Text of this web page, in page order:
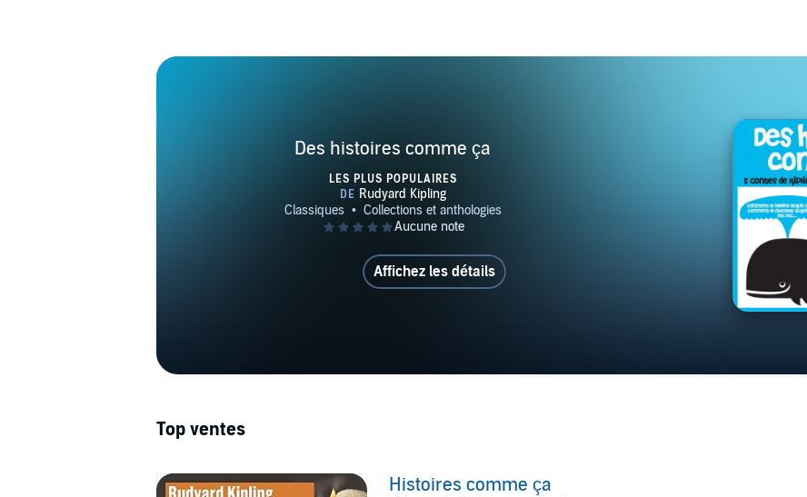
Des histoires comme ça
LES PLUS POPULAIRES
Affichez les détails
Top ventes
Histoires comme ça